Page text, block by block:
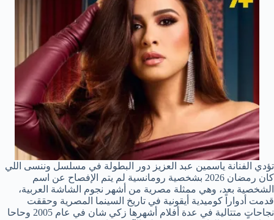
تؤدي الفنانة ياسمين عبد العزيز دور البطولة في مسلسل وننسى اللي
كان رمضان 2026 بشخصية رومانسية لم يتم الإفصاح عن اسم
الشخصية بعد، وهي ممثلة مصرية من أشهر نجوم الشاشة العربية،
قدمت أدواراً كوميدية أيقونية في تاريخ السينما المصرية وحققت
نجاحاتٍ متتالية في عدة أفلام أشهرها زكي شان في عام 2005 وحاحا